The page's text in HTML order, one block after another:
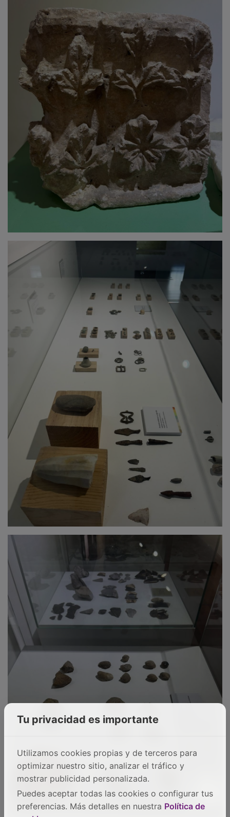
Tu privacidad es importante
Utilizamos cookies propias y de terceros para
optimizar nuestro sitio, analizar el tráfico y
mostrar publicidad personalizada.
Puedes aceptar todas las cookies o configurar tus
preferencias. Más detalles en nuestra Política de